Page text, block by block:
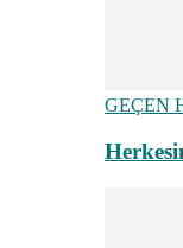
GEÇEN